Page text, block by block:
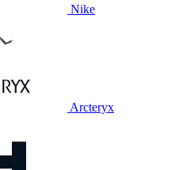
Nike
Arcteryx